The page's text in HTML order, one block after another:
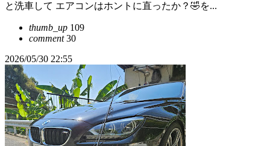
と洗車して エアコンはホントに直ったか？🤣を...
thumb_up 109
comment30
2026/05/30 22:55